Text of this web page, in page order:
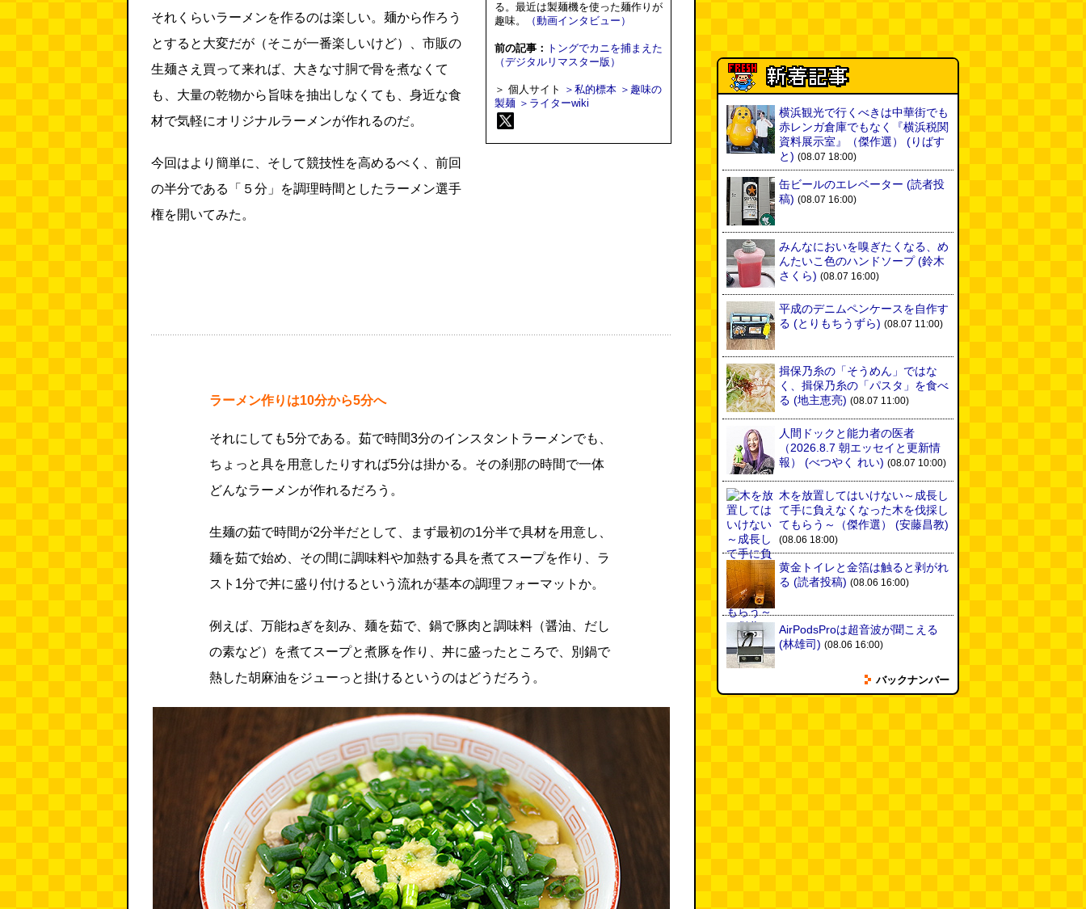
それくらいラーメンを作るのは楽しい。麺から作ろう
とすると大変だが（そこが一番楽しいけど）、市販の
生麺さえ買って来れば、大きな寸胴で骨を煮なくて
も、大量の乾物から旨味を抽出しなくても、身近な食
材で気軽にオリジナルラーメンが作れるのだ。
今回はより簡単に、そして競技性を高めるべく、前回
の半分である「５分」を調理時間としたラーメン選手
権を開いてみた。
る。最近は製麺機を使った麺作りが
趣味。
（動画インタビュー）
前の記事： トングでカニを捕まえた
（デジタルリマスター版）
＞ 個人サイト ＞私的標本 ＞趣味の
製麺 ＞ライターwiki
ラーメン作りは10分から5分へ
それにしても5分である。茹で時間3分のインスタントラーメンでも、
ちょっと具を用意したりすれば5分は掛かる。その刹那の時間で一体
どんなラーメンが作れるだろう。
生麺の茹で時間が2分半だとして、まず最初の1分半で具材を用意し、
麺を茹で始め、その間に調味料や加熱する具を煮てスープを作り、ラ
スト1分で丼に盛り付けるという流れが基本の調理フォーマットか。
例えば、万能ねぎを刻み、麺を茹で、鍋で豚肉と調味料（醤油、だし
の素など）を煮てスープと煮豚を作り、丼に盛ったところで、別鍋で
熱した胡麻油をジューっと掛けるというのはどうだろう。
横浜観光で行くべきは中華街でも
赤レンガ倉庫でもなく『横浜税関
資料展示室』（傑作選）
(りばす
と) (08.07 18:00)
缶ビールのエレベーター (読者投
稿) (08.07 16:00)
みんなにおいを嗅ぎたくなる、め
んたいこ色のハンドソープ(鈴木
さくら) (08.07 16:00)
平成のデニムペンケースを自作す
る (とりもちうずら) (08.07 11:00)
揖保乃糸の「そうめん」ではな
く、揖保乃糸の「パスタ」を食べ
る (地主恵亮) (08.07 11:00)
人間ドックと能力者の医者
（2026.8.7 朝エッセイと更新情
報）
(べつやく れい) (08.07 10:00)
木を放置してはいけない～成長し
て手に負えなくなった木を伐採し
てもらう～（傑作選）
(安藤昌教)
(08.06 18:00)
黄金トイレと金箔は触ると剥がれ
る (読者投稿) (08.06 16:00)
AirPodsProは超音波が聞こえる
(林雄司) (08.06 16:00)
姉がはまったガムランに自分もは
バックナンバー